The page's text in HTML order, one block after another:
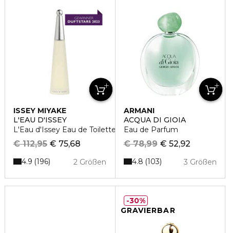
ISSEY MIYAKE
L'EAU D'ISSEY
L'Eau d'Issey Eau de Toilette
€ 75,68
€ 112,95
2 Größen
4.9 196
ARMANI
ACQUA DI GIOIA
Eau de Parfum
€ 52,92
€ 78,99
3 Größen
4.8 103
GRAVIERBAR
30%